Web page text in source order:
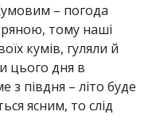
– погода
тому наші
кумів, гуляли й
цього дня в
півдня – літо буде
ясним, то слід